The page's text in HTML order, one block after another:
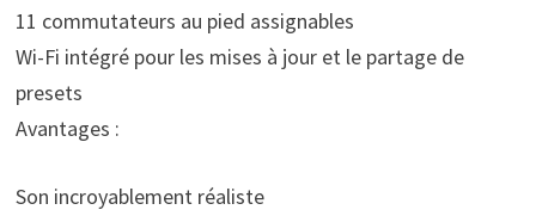
11 commutateurs au pied assignables
Wi-Fi intégré pour les mises à jour et le partage de
presets
Avantages :
Son incroyablement réaliste